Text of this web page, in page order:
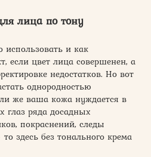
лица по тону
использовать и как
если цвет лица совершенен, а
недостатков. Но вот
однородностью
же ваша кожа нуждается в
глаз ряда досадных
покраснений, следы
здесь без тонального крема